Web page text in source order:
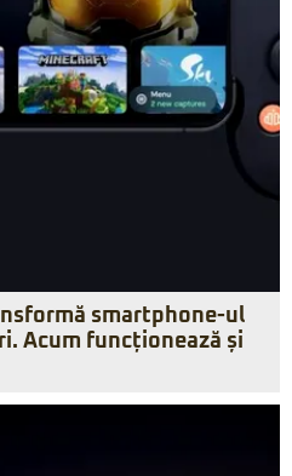
smartphone-ul
Acum funcționează și